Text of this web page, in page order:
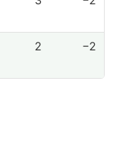
2 −2